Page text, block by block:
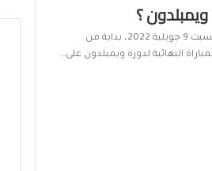
؟
من المنتظر أن تدور اليوم السبت 9 جويلية 2022، بداية من
النهائية لدورة ويمبلدون على…